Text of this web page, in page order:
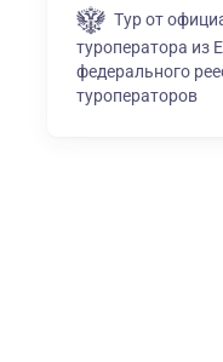
Тур от
туроператора из
федерального
туроператоров